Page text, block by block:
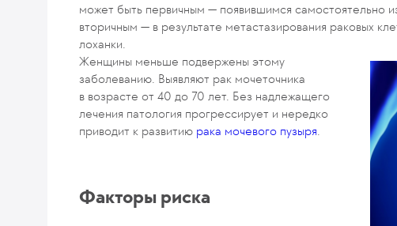
может быть первичным — появившимся самостоятельно
вторичным — в результате метастазирования раковых
лоханки.
Женщины меньше подвержены этому
заболеванию. Выявляют рак мочеточника
в возрасте от 40 до 70 лет. Без надлежащего
лечения патология прогрессирует и нередко
приводит к развитию рака мочевого пузыря
Факторы риска